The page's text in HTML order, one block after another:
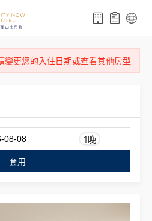
變更您的入住日期或查看其他房型
1晚
套用